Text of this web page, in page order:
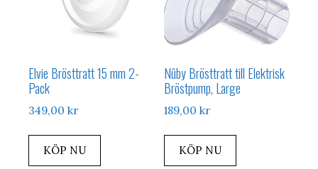
Elvie Brösttratt 15 mm 2-
Pack
349,00 kr
KÖP NU
Nûby Brösttratt till Elektrisk
Bröstpump, Large
189,00kr
KÖP NU